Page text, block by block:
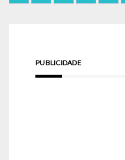
PUBLICIDADE